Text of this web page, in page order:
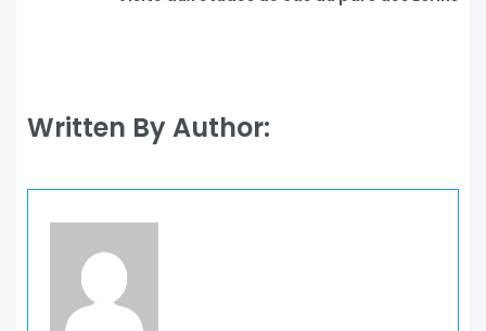
Written By Author: